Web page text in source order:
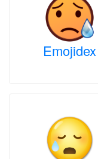
Emojidex